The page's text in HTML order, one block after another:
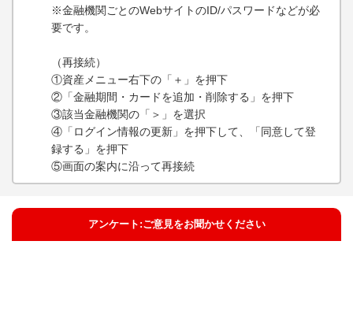
※金融機関ごとのWebサイトのID/パスワードなどが必
要です。
（再接続）
①資産メニュー右下の「＋」を押下
②「金融期間・カードを追加・削除する」を押下
③該当金融機関の「＞」を選択
④「ログイン情報の更新」を押下して、「同意して登
録する」を押下
⑤画面の案内に沿って再接続
アンケート:ご意見をお聞かせください